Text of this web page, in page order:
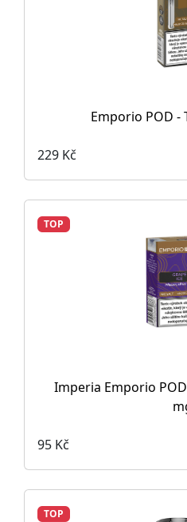
Emporio POD -
229 Kč
TOP
Imperia Emporio
95 Kč
TOP